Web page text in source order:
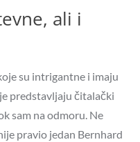
ali i
su intrigantne i imaju
predstavljaju čitalački
sam na odmoru. Ne
pravio jedan Bernhard